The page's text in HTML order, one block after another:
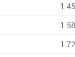
1
1
1